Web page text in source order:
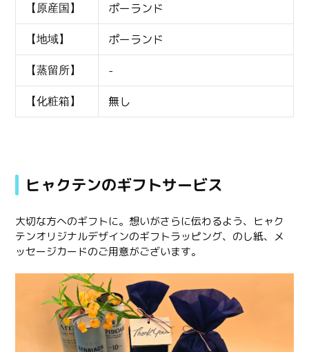
【原産国】 ポーランド
【地域】 ポーランド
【蒸留所】 -
【化粧箱】 無し
ヒャクテンのギフトサービス
大切な方へのギフトに。想いがさらに伝わるよう、ヒャク
テンオリジナルデザインのギフトラッピング、のし紙、メ
ッセージカードのご用意がございます。